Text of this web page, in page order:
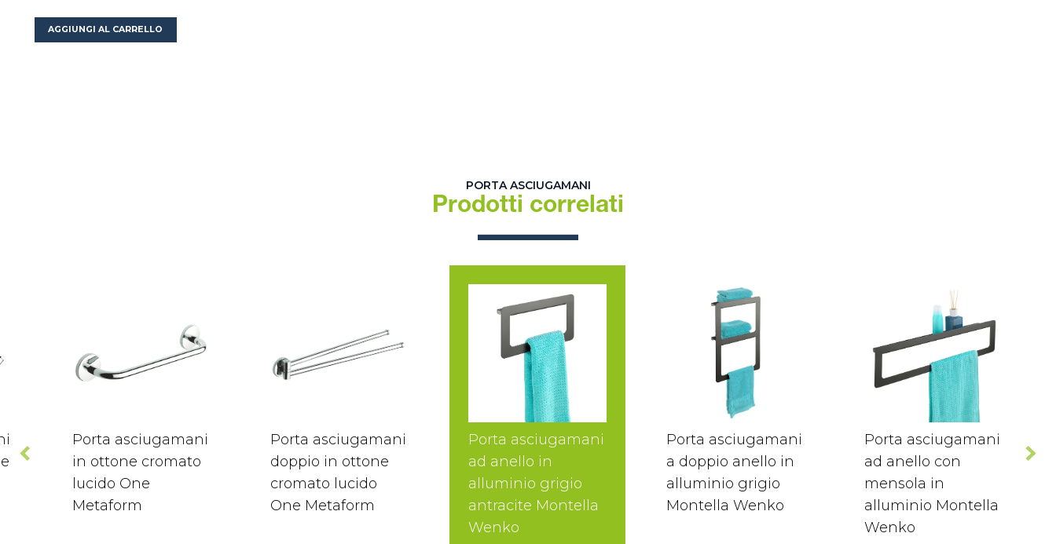
AGGIUNGI AL CARRELLO
PORTA ASCIUGAMANI
Prodotti correlati
Porta asciugamani
in ottone cromato
lucido One
Metaform
Porta asciugamani
doppio in ottone
cromato lucido
One Metaform
Porta asciugamani
ad anello in
alluminio grigio
antracite Montella
Wenko
Porta asciugamani
a doppio anello in
alluminio grigio
Montella Wenko
Porta asciugamani
ad anello con
mensola in
alluminio Montella
Wenko